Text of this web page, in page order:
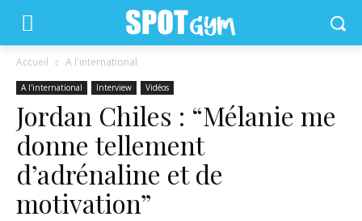
Accueil A l'international
A l'international Interview Vidéos
Jordan Chiles : “Mélanie me
donne tellement
d’adrénaline et de
motivation”